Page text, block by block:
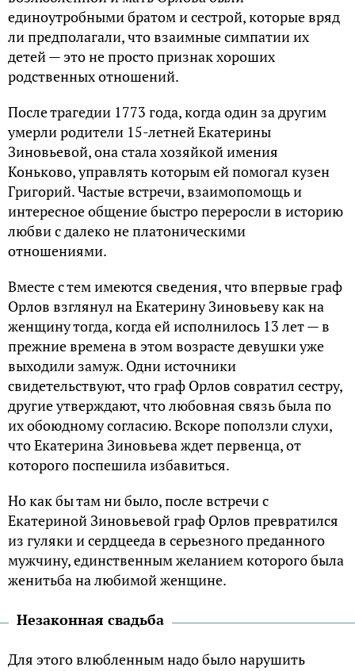
единоутробными братом и сестрой, которые вряд
ли предполагали, что взаимные симпатии их
детей — это не просто признак хороших
родственных отношений.
После трагедии 1773 года, когда один за другим
умерли родители 15-летней Екатерины
Зиновьевой, она стала хозяйкой имения
Коньково, управлять которым ей помогал кузен
Григорий. Частые встречи, взаимопомощь и
интересное общение быстро переросли в историю
любви с далеко не платоническими
отношениями.
Вместе с тем имеются сведения, что впервые граф
Орлов взглянул на Екатерину Зиновьеву как на
женщину тогда, когда ей исполнилось 13 лет — в
прежние времена в этом возрасте девушки уже
выходили замуж. Одни источники
свидетельствуют, что граф Орлов совратил сестру,
другие утверждают, что любовная связь была по
их обоюдному согласию. Вскоре поползли слухи,
что Екатерина Зиновьева ждет первенца, от
которого поспешила избавиться.
Но как бы там ни было, после встречи с
Екатериной Зиновьевой граф Орлов превратился
из гуляки и сердцееда в серьезного преданного
мужчину, единственным желанием которого была
женитьба на любимой женщине.
Незаконная свадьба
Для этого влюбленным надо было нарушить